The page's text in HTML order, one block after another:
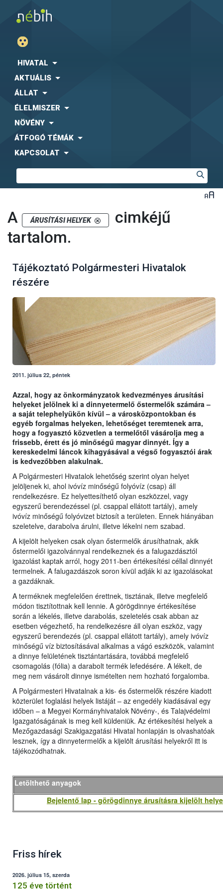
HIVATAL
AKTUÁLIS
ÁLLAT
ÉLELMISZER
NÖVÉNY
ÁTFOGÓ TÉMÁK
KAPCSOLAT
A ÁRUSÍTÁSI HELYEK
cimkéjű
tartalom.
Tájékoztató Polgármesteri Hivatalok
részére
2011. július 22, péntek
Azzal, hogy az önkormányzatok kedvezményes árusítási
helyeket jelölnek ki a dinnyetermelő őstermelők számára –
a saját telephelyükön kívül – a városközpontokban és
egyéb forgalmas helyeken, lehetőséget teremtenek arra,
hogy a fogyasztó közvetlen a termelőtől vásárolja meg a
frissebb, érett és jó minőségű magyar dinnyét. Így a
kereskedelmi láncok kihagyásával a végső fogyasztói árak
is kedvezőbben alakulnak.
A Polgármesteri Hivatalok lehetőség szerint olyan helyet
jelöljenek ki, ahol ivóvíz minőségű folyóvíz (csap) áll
rendelkezésre. Ez helyettesíthető olyan eszközzel, vagy
egyszerű berendezéssel (pl. csappal ellátott tartály), amely
ivóvíz minőségű folyóvizet biztosít a területen. Ennek hiányában
szeletelve, darabolva árulni, illetve lékelni nem szabad.
A kijelölt helyeken csak olyan őstermelők árusíthatnak, akik
őstermelői igazolvánnyal rendelkeznek és a falugazdásztól
igazolást kaptak arról, hogy 2011-ben értékesítési céllal dinnyét
termelnek. A falugazdászok soron kívül adják ki az igazolásokat
a gazdáknak.
A terméknek megfelelően érettnek, tisztának, illetve megfelelő
módon tisztítottnak kell lennie. A görögdinnye értékesítése
során a lékelés, illetve darabolás, szeletelés csak abban az
esetben végezhető, ha rendelkezésre áll olyan eszköz, vagy
egyszerű berendezés (pl. csappal ellátott tartály), amely ivóvíz
minőségű víz biztosításával alkalmas a vágó eszközök, valamint
a dinnye felületének tisztántartására, továbbá megfelelő
csomagolás (fólia) a darabolt termék lefedésére. A lékelt, de
meg nem vásárolt dinnye ismételten nem hozható forgalomba.
A Polgármesteri Hivatalnak a kis- és őstermelők részére kiadott
közterület foglalási helyek listáját – az engedély kiadásával egy
időben – a Megyei Kormányhivatalok Növény-, és Talajvédelmi
Igazgatóságának is meg kell küldeniük. Az értékesítési helyek a
Mezőgazdasági Szakigazgatási Hivatal honlapján is olvashatóak
lesznek, így a dinnyetermelők a kijelölt árusítási helyekről itt is
tájékozódhatnak.
Letölthető anyagok
Bejelentő lap - görögdinnye árusításra kijelölt
Friss hírek
2026. július 15, szerda
125 éve történt